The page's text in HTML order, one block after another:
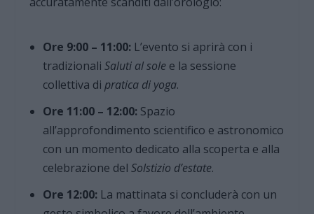
Ore 9:00 – 11:00:L’evento si aprirà con i
tradizionali Saluti al solee la sessione
collettiva di pratica di yoga.
Ore 11:00 – 12:00:Spazio
all’approfondimento scientifico e astronomico
con un momento dedicato alla scoperta e alla
celebrazione del Solstizio d’estate.
Ore 12:00:La mattinata si concluderà con un